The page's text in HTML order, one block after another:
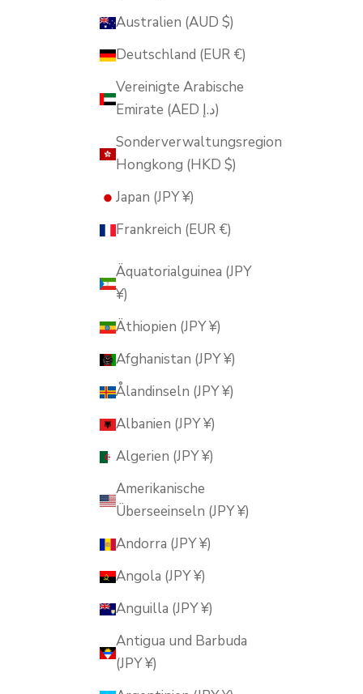
Australien (AUD $)
Deutschland (EUR €)
Vereinigte Arabische
Emirate (AED د.إ)
Sonderverwaltungsregion
Hongkong (HKD $)
Japan (JPY ¥)
Frankreich (EUR €)
Äquatorialguinea (JPY
¥)
Äthiopien (JPY ¥)
Afghanistan (JPY ¥)
Ålandinseln (JPY ¥)
Albanien (JPY ¥)
Algerien (JPY ¥)
Amerikanische
Überseeinseln (JPY ¥)
Andorra (JPY ¥)
Angola (JPY ¥)
Anguilla (JPY ¥)
Antigua und Barbuda
(JPY ¥)